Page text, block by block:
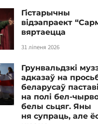
Гістарычны
відэапраект
вяртаецца
31 ліпеня 2026
Грунвальдзкі
адказаў на
беларусаў
на полі бел-
белы сьцяг. Яны
ня супраць, але